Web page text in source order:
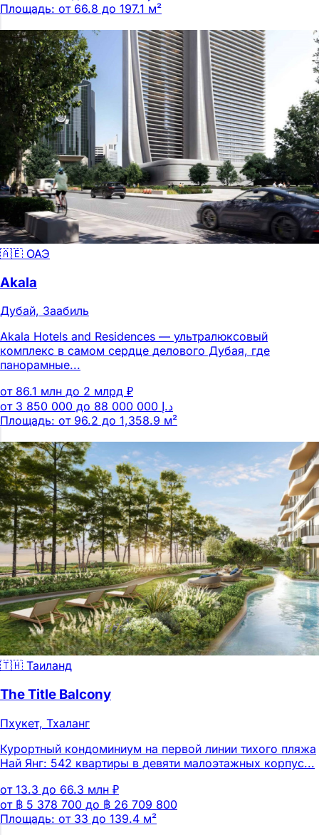
Площадь: от 66.8 до 197.1 м²
🇦🇪 ОАЭ
Akala
Дубай, Заабиль
Akala Hotels and Residences — ультралюксовый
комплекс в самом сердце делового Дубая, где
панорамные...
от 86.1 млн до 2 млрд ₽
Площадь: от 96.2 до 1,358.9 м²
🇹🇭 Таиланд
The Title Balcony
Пхукет, Тхаланг
Курортный кондоминиум на первой линии тихого пляжа
Най Янг: 542 квартиры в девяти малоэтажных корпус...
от 13.3 до 66.3 млн ₽
от ฿ 5 378 700 до ฿ 26 709 800
Площадь: от 33 до 139.4 м²